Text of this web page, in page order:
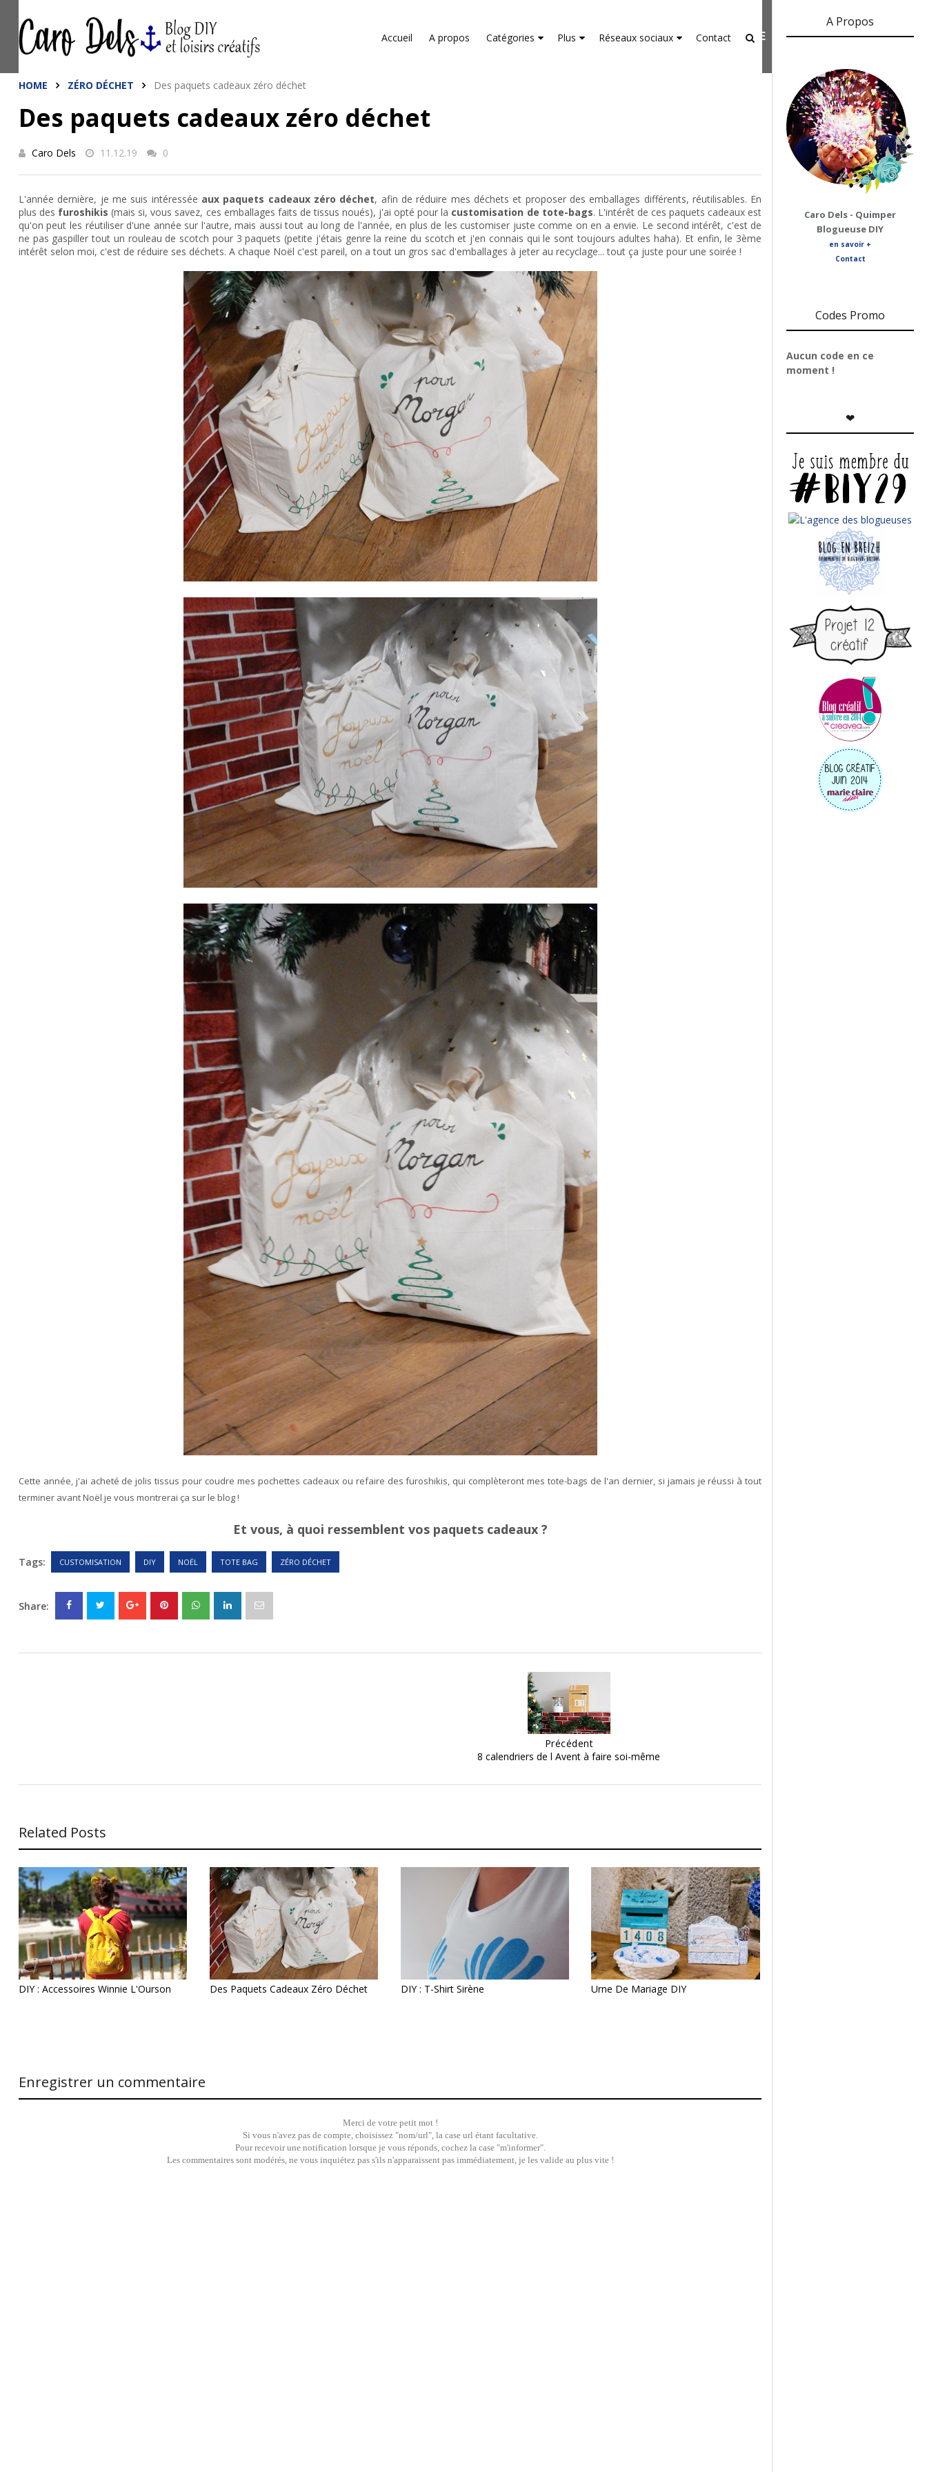
Accueil A propos Catégories Plus Réseaux sociaux Contact
HOME ZÉRO DÉCHET Des paquets cadeaux zéro déchet
Des paquets cadeaux zéro déchet
Caro Dels 11.12.19 0
L'année dernière, je me suis intéressée aux paquets cadeaux zéro déchet, afin de réduire mes déchets et proposer des emballages différents, réutilisables. En
plus des furoshikis (mais si, vous savez, ces emballages faits de tissus noués), j'ai opté pour la customisation de tote-bags. L'intérêt de ces paquets cadeaux est
qu'on peut les réutiliser d'une année sur l'autre, mais aussi tout au long de l'année, en plus de les customiser juste comme on en a envie. Le second intérêt, c'est de
ne pas gaspiller tout un rouleau de scotch pour 3 paquets (petite j'étais genre la reine du scotch et j'en connais qui le sont toujours adultes haha). Et enfin, le 3ème
intérêt selon moi, c'est de réduire ses déchets. A chaque Noël c'est pareil, on a tout un gros sac d'emballages à jeter au recyclage... tout ça juste pour une soirée !
Cette année,j'ai acheté de jolis tissus pour coudre mes pochettes cadeaux ou refaire des furoshikis, qui complèteront mes tote-bags de l'an dernier, si jamais je réussi à tout
terminer avant Noël je vous montrerai ça sur le blog !
Et vous, à quoi ressemblent vos paquets cadeaux ?
Tags: CUSTOMISATION DIY NOËL TOTE BAG ZÉRO DÉCHET
Share:
Précédent
8 calendriers de l Avent à faire soi-même
Related Posts
DIY : Accessoires Winnie L'Ourson Des Paquets Cadeaux Zéro Déchet DIY : T-Shirt Sirène Urne De Mariage DIY
Enregistrer un commentaire
Merci de votre petit mot !
Si vous n'avez pas de compte, choisissez "nom/url", la case url étant facultative.
Pour recevoir une notification lorsque je vous réponds, cochez la case "m'informer".
Les commentaires sont modérés, ne vous inquiétez pas s'ils n'apparaissent pas immédiatement, je les valide au plus vite !
A Propos
Caro Dels - Quimper
Blogueuse DIY
en savoir +
Contact
Codes Promo
Aucun code en ce
moment !
❤
This site uses cookies from Google to deliver its services and to analyze traffic. Your IP address and user-agent
are shared with Google along with performance and security metrics to ensure quality of service, generate usage
statistics, and to detect and address abuse.
LEARN MORE GOT IT